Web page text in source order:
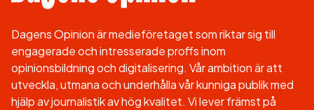
Dagens Opinion är medieföretaget som riktar sig till
engagerade och intresserade proffs inom
opinionsbildning och digitalisering. Vår ambition är att
utveckla, utmana och underhålla vår kunniga publik med
hjälp av journalistik av hög kvalitet. Vi lever främst på